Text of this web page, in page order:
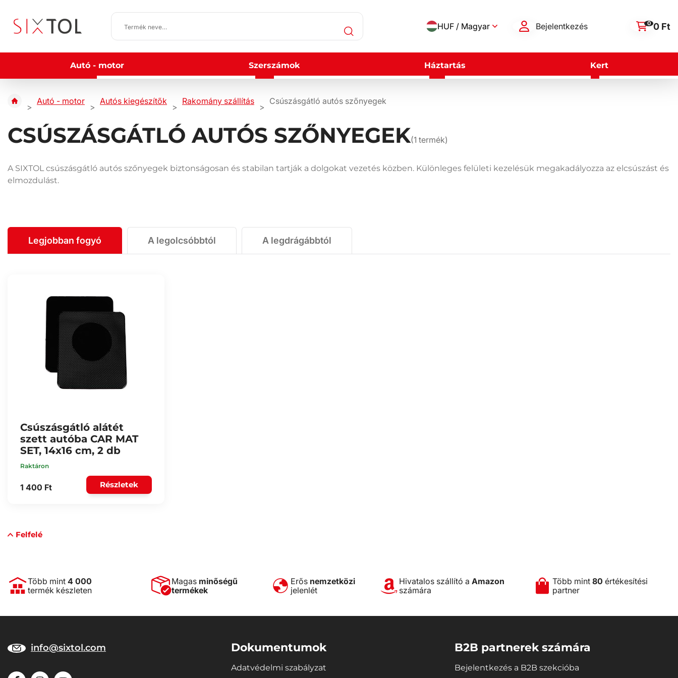
HUF / Magyar Bejelentkezés 0 0 Ft
Autó - motor Szerszámok Háztartás Kert
Autó - motor Autós kiegészítők Rakomány szállítás Csúszásgátló autós szőnyegek
CSÚSZÁSGÁTLÓ AUTÓS SZŐNYEGEK(1 termék)
A SIXTOL csúszásgátló autós szőnyegek biztonságosan és stabilan tartják a dolgokat vezetés közben. Különleges felületi kezelésük megakadályozza az elcsúszást és
elmozdulást.
Legjobban fogyó A legolcsóbbtól A legdrágábbtól
Csúszásgátló alátét
szett autóba CAR MAT
SET, 14x16 cm, 2 db
Raktáron
1 400 Ft Részletek
Felfelé
Több mint 4 000
termék készleten
Magas minőségű
termékek
Erős nemzetközi
jelenlét
Hivatalos szállító aAmazon
számára
Több mint 80 értékesítési
partner
info@sixtol.com Dokumentumok
Adatvédelmi szabályzat
B2B partnerek számára
Bejelentkezés a B2B szekcióba